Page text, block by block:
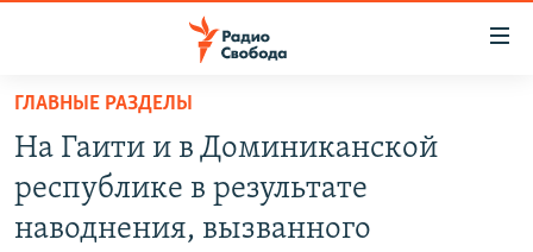
упрощенного
доступа
основному
ПОДКАСТЫ
АВТОРСКИЕ ПРОЕКТЫ
ГЛАВНЫЕ РАЗДЕЛЫ
На Гаити и в Доминиканской
республике в результате
наводнения, вызванного